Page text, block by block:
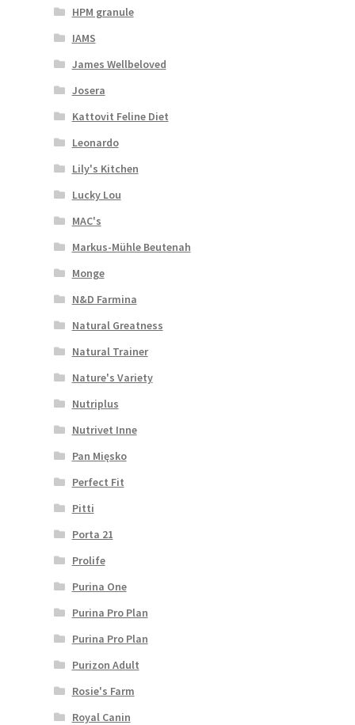
HPM granule
IAMS
James Wellbeloved
Josera
Kattovit Feline Diet
Leonardo
Lily's Kitchen
Lucky Lou
MAC's
Markus-Mühle Beutenah
Monge
N&D Farmina
Natural Greatness
Natural Trainer
Nature's Variety
Nutriplus
Nutrivet Inne
Pan Mięsko
Perfect Fit
Pitti
Porta 21
Prolife
Purina One
Purina Pro Plan
Purina Pro Plan
Purizon Adult
Rosie's Farm
Royal Canin